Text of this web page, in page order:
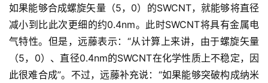
如果能够合成螺旋矢量（5，0）的SWCNT，就能够将直径
减小到比此次更细的约0.4nm。此时SWCNT将具有金属电
气特性。但是，远藤表示：“从计算上来讲，由于螺旋矢量
（5，0）、直径0.4nm的SWCNT在化学性质上不稳定，因
此很难合成”。不过，远藤补充说：“如果能够突破构成纳米